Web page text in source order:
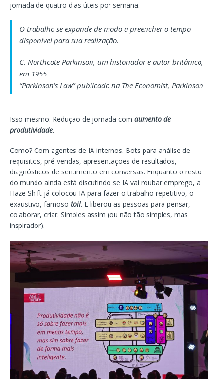
jornada de quatro dias úteis por semana.
O trabalho se expande de modo a preencher o tempo
disponível para sua realização.
C. Northcote Parkinson, um historiador e autor britânico,
em 1955.
“Parkinson’s Law” publicado na The Economist, Parkinson
Isso mesmo. Redução de jornada com aumento de
produtividade.
Como? Com agentes de IA internos. Bots para análise de
requisitos, pré-vendas, apresentações de resultados,
diagnósticos de sentimento em conversas. Enquanto o resto
do mundo ainda está discutindo se IA vai roubar emprego, a
Haze Shift já colocou IA para fazer o trabalho repetitivo, o
exaustivo, famoso toil. E liberou as pessoas para pensar,
colaborar, criar. Simples assim (ou não tão simples, mas
inspirador).